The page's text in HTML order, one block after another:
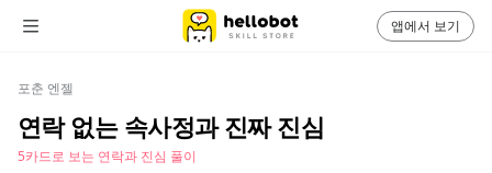
포춘 엔젤
연락 없는 속사정과 진짜 진심
5카드로 보는 연락과 진심 풀이
앱에서 보기